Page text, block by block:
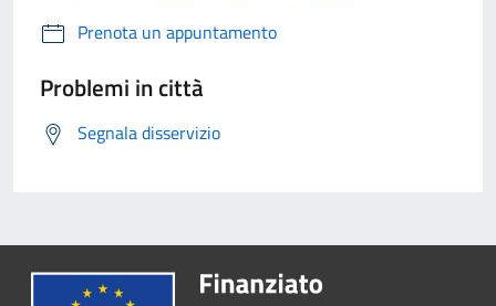
Prenota un appuntamento
Problemi in città
Segnala disservizio